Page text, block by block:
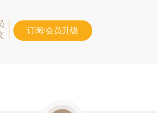
订阅/会员升级